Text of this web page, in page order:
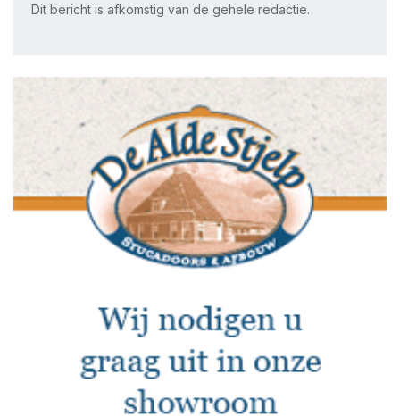
Dit bericht is afkomstig van de gehele redactie.